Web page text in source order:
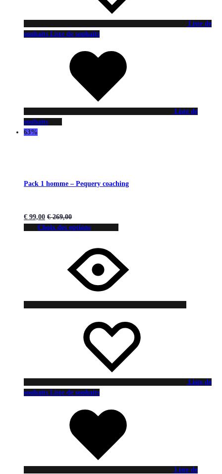
Liste de
souhaits Liste de souhaits
Liste de
souhaits
63%
Pack 1 homme – Pequery coaching
€ 99,00 €269,00
Choix des options
Liste de
souhaits Liste de souhaits
Liste de